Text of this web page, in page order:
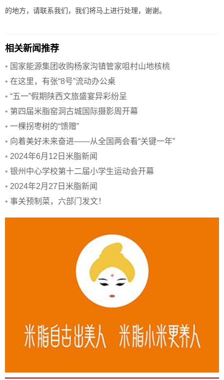
的地方，请联系我们，我们将马上进行处理，谢谢。
相关新闻推荐
• 国家能源集团收购杨家沟镇管家咀村山地核桃
• 在这里，有张“8号”流动办公桌
• “五一”假期陕西文旅盛宴异彩纷呈
• 第四届米脂窑洞古城国际摄影周开幕
• 一棵拐枣树的“馈赠”
• 向着美好未来奋进——从全国两会看“关键一年”
• 2024年6月12日米脂新闻
• 银州中心学校第十二届小学生运动会开幕
• 2024年2月27日米脂新闻
• 事关预制菜，六部门发文！